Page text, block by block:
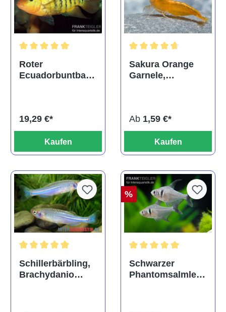
Roter
Ecuadorbuntbars
19,29 €*
Kaufen
Sakura Orange
Garnele,
Ab 1,59 €*
Kaufen
Schillerbärbling,
Brachydanio
%
Schwarzer
Phantomsalmler,